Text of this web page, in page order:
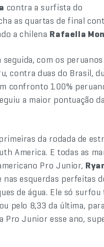
contra a surfista do
as quartas de final
a chilena Rafaella
com os peruanos
contra duas do Brasil,
confronto 100%
a maior pontuação
da rodada de
America. E todas as
Pro Junior,
esquerdas perfeitas
de água. Ele só surfou
pelo 8,33 da última,
Pro Junior esse ano,